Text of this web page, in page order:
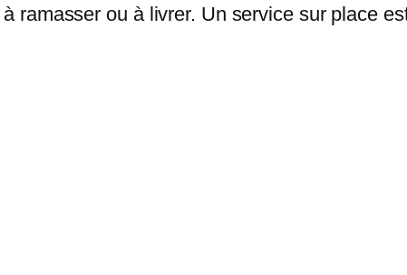
ramasser ou à livrer. Un service sur place